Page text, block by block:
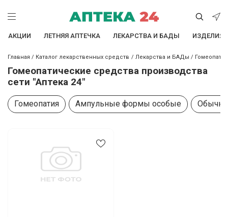
АКЦИИ ЛЕТНЯЯ АПТЕЧКА ЛЕКАРСТВА И БАДЫ ИЗДЕЛИЯ
Главная / Каталог лекарственных средств / Лекарства и БАДы / Гомеопатия
Гомеопатические средства производства
сети "Аптека 24"
Гомеопатия Ампульные формы особые